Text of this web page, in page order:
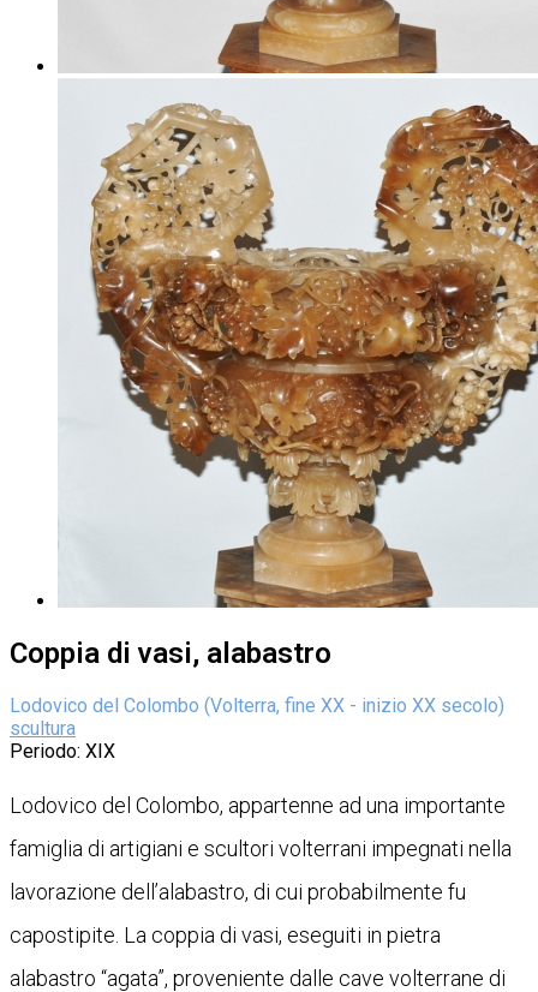
Coppia di vasi, alabastro
Lodovico del Colombo (Volterra, fine XX - inizio XX secolo)
scultura
Periodo: XIX
Lodovico del Colombo, appartenne ad una importante
famiglia di artigiani e scultori volterrani impegnati nella
lavorazione dell’alabastro, di cui probabilmente fu
capostipite. La coppia di vasi, eseguiti in pietra
alabastro “agata”, proveniente dalle cave volterrane di